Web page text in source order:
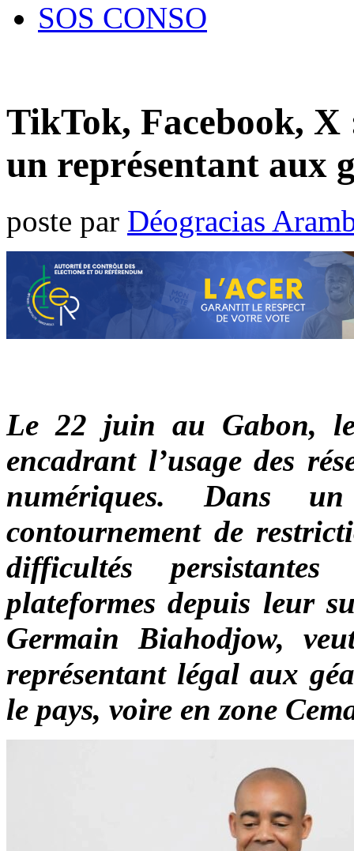
SOS CONSO
TikTok, Facebook, X
un représentant aux
poste par Déogracias
Le 22 juin au Gabon,
encadrant l’usage des
numériques. Dans
contournement de
difficultés
plateformes depuis leur
Germain Biahodjow,
représentant légal aux
le pays, voire en zone